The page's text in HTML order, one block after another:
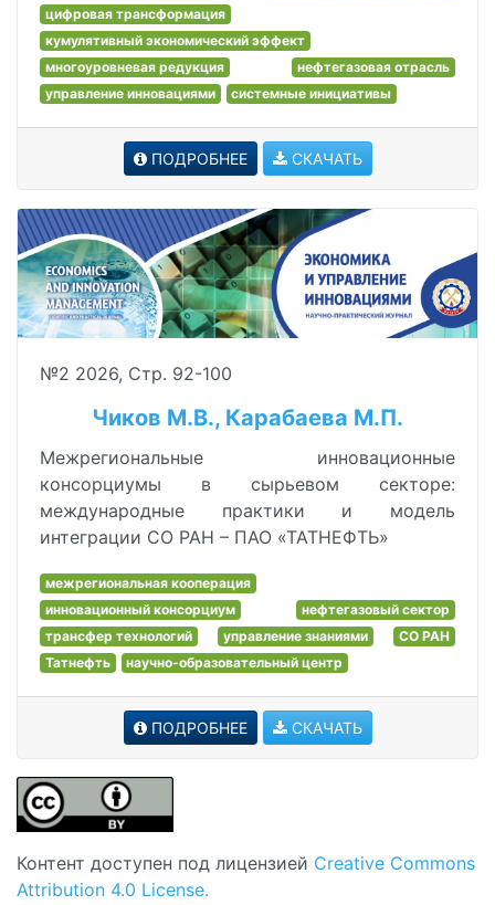
цифровая трансформация
кумулятивный экономический эффект
многоуровневая редукция
нефтегазовая отрасль
управление инновациями
системные инициативы
ПОДРОБНЕЕ СКАЧАТЬ
№2 2026, Стр. 92-100
Чиков М.В., Карабаева М.П.
Межрегиональные инновационные
консорциумы в сырьевом секторе:
международные практики и модель
интеграции СО РАН – ПАО «ТАТНЕФТЬ»
межрегиональная кооперация
инновационный консорциум
нефтегазовый сектор
трансфер технологий
управление знаниями
СО РАН
Татнефть
научно-образовательный центр
ПОДРОБНЕЕ СКАЧАТЬ
Контент доступен под лицензией Creative Commons
Attribution 4.0 License.